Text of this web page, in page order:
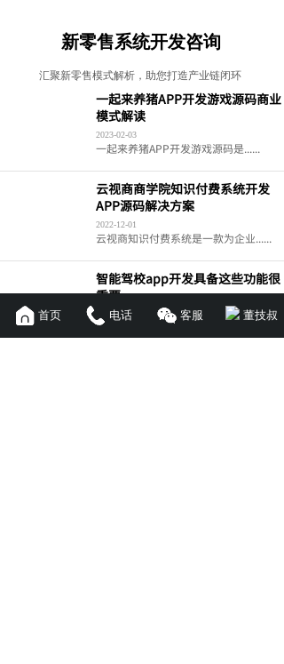
新零售系统开发咨询
汇聚新零售模式解析，助您打造产业链闭环
一起来养猪APP开发游戏源码商业
模式解读
2023-02-03
一起来养猪APP开发游戏源码是......
云视商商学院知识付费系统开发
APP源码解决方案
2022-12-01
云视商知识付费系统是一款为企业......
智能驾校app开发具备这些功能很
重要
2021-12-15
随着小康社会的不断发展，消费水......
首页 电话 客服 董技叔